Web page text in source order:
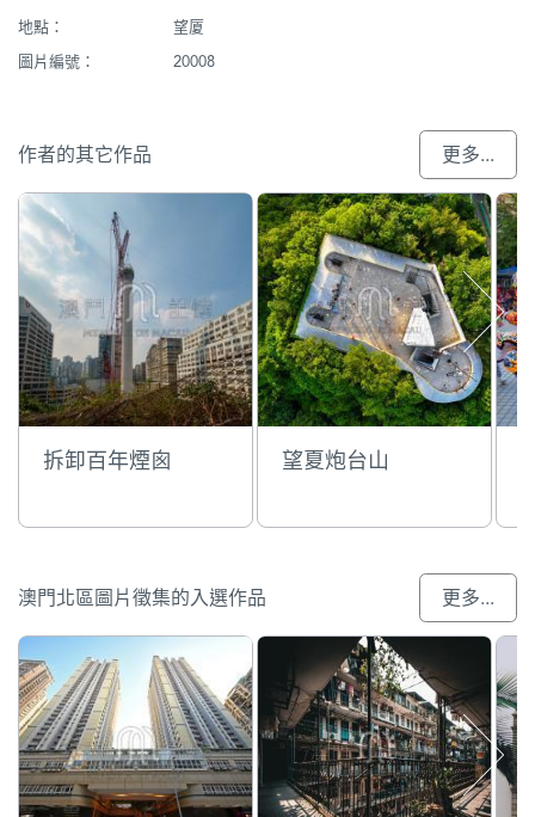
地點：
望厦
圖片編號：
20008
作者的其它作品 更多...
拆卸百年煙囪 望夏炮台山
澳門北區圖片徵集的入選作品 更多...